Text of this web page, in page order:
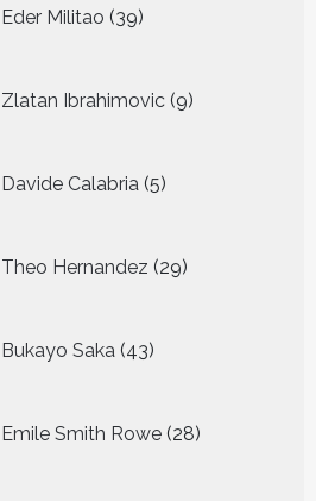
Eder Militao 39
producten
Zlatan Ibrahimovic 9
producten
Davide Calabria 5
producten
Theo Hernandez 29
producten
Bukayo Saka 43
producten
Emile Smith Rowe 28
producten